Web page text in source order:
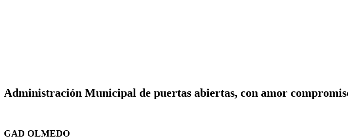
Administración Municipal de puertas abiertas, con amor
GAD OLMEDO